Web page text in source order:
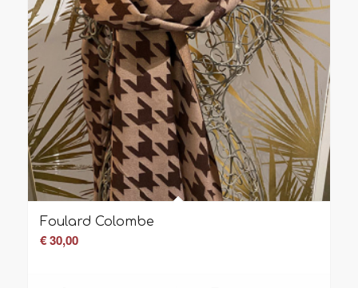
Foulard Colombe
€30,00